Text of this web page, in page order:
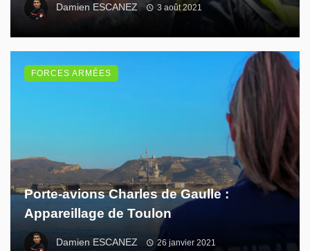
Damien ESCANEZ 3 août 2021
Porte-avions Charles de Gaulle :
Appareillage de Toulon
Damien ESCANEZ 26 janvier 2021
FORCES ARMÉES